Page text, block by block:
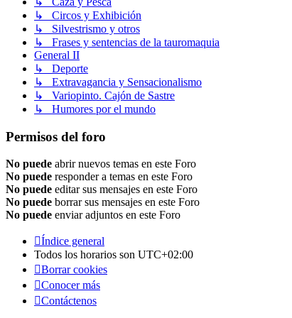
↳ Circos y Exhibición
↳ Silvestrismo y otros
↳ Frases y sentencias de la tauromaquia
General II
↳ Deporte
↳ Extravagancia y Sensacionalismo
↳ Variopinto. Cajón de Sastre
↳ Humores por el mundo
Permisos del foro
No puede abrir nuevos temas en este Foro
No puede responder a temas en este Foro
No puede editar sus mensajes en este Foro
No puede borrar sus mensajes en este Foro
No puede enviar adjuntos en este Foro
Índice general
Todos los horarios son UTC+02:00
Borrar cookies
Conocer más
Contáctenos